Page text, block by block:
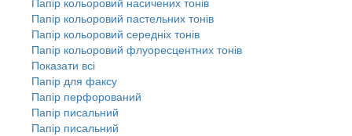
Папір кольоровий пастельних тонів
Папір кольоровий середніх тонів
Папір кольоровий флуоресцентних тонів
Показати всі
Папір для факсу
Папір перфорований
Папір писальний
Папір писальний